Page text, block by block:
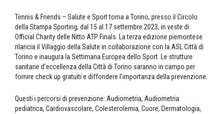
Tennis & Friends – Salute e Sport torna a Torino, presso il Circolo
della Stampa Sporting, dal 15 al 17 settembre 2023, in veste di
Official Charity delle Nitto ATP Finals. La terza edizione piemontese
rilancia il Villaggio della Salute in collaborazione con la ASL Città di
Torino e inaugura la Settimana Europea dello Sport. Le strutture
sanitarie d’eccellenza della Città di Torino saranno in campo per
fornire check up gratuiti e diffondere l’importanza della prevenzione.
Questi i percorsi di prevenzione: Audiometria, Audiometria
pediatrica, Cardiovascolare, Colesterolemia, Cuore, Dermatologia,